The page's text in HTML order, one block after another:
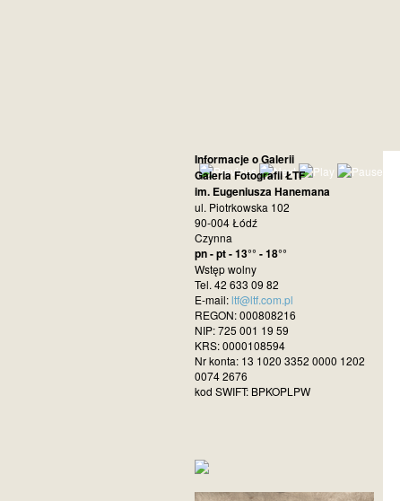
Informacje o Galerii
Galeria Fotografii ŁTF
im. Eugeniusza Hanemana
ul. Piotrkowska 102
90-004 Łódź
Czynna
pn - pt - 13°° - 18°°
Wstęp wolny
Tel. 42 633 09 82
E-mail:ltf@ltf.com.pl
REGON: 000808216
NIP: 725 001 19 59
KRS: 0000108594
Nr konta: 13 1020 3352 0000 1202
0074 2676
kod SWIFT: BPKOPLPW